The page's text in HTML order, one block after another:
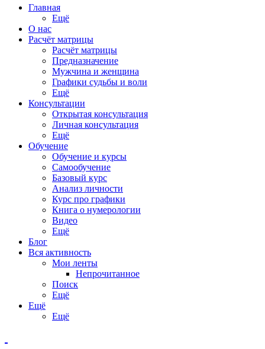
Главная
Ещё
О нас
Расчёт матрицы
Расчёт матрицы
Предназначение
Мужчина и женщина
Графики судьбы и воли
Ещё
Консультации
Открытая консультация
Личная консультация
Ещё
Обучение
Обучение и курсы
Самообучение
Базовый курс
Анализ личности
Курс про графики
Книга о нумерологии
Видео
Ещё
Блог
Вся активность
Мои ленты
Непрочитанное
Поиск
Ещё
Ещё
Ещё